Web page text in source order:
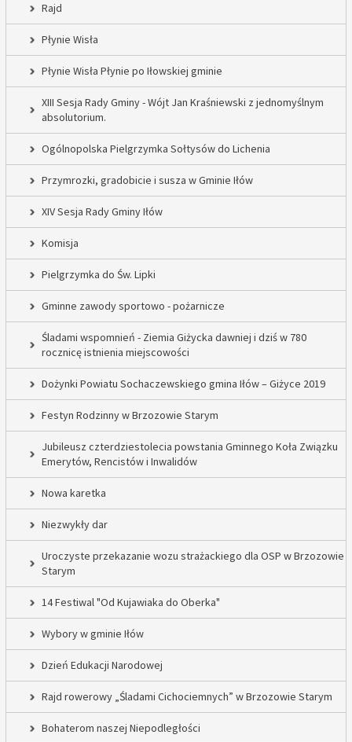
Rajd
Płynie Wisła
Płynie Wisła Płynie po Iłowskiej gminie
XIII Sesja Rady Gminy - Wójt Jan Kraśniewski z jednomyślnym
absolutorium.
Ogólnopolska Pielgrzymka Sołtysów do Lichenia
Przymrozki, gradobicie i susza w Gminie Iłów
XIV Sesja Rady Gminy Iłów
Komisja
Pielgrzymka do Św. Lipki
Gminne zawody sportowo - pożarnicze
Śladami wspomnień - Ziemia Giżycka dawniej i dziś w 780
rocznicę istnienia miejscowości
Dożynki Powiatu Sochaczewskiego gmina Iłów – Giżyce 2019
Festyn Rodzinny w Brzozowie Starym
Jubileusz czterdziestolecia powstania Gminnego Koła Związku
Emerytów, Rencistów i Inwalidów
Nowa karetka
Niezwykły dar
Uroczyste przekazanie wozu strażackiego dla OSP w Brzozowie
Starym
14 Festiwal "Od Kujawiaka do Oberka"
Wybory w gminie Iłów
Dzień Edukacji Narodowej
Rajd rowerowy „Śladami Cichociemnych” w Brzozowie Starym
Bohaterom naszej Niepodległości